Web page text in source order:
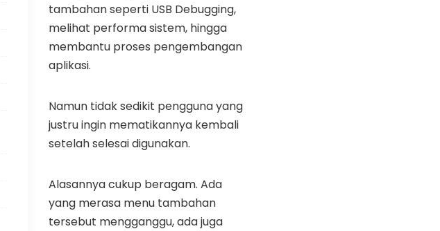
tambahan seperti USB Debugging,
melihat performa sistem, hingga
membantu proses pengembangan
aplikasi.
Namun tidak sedikit pengguna yang
justru ingin mematikannya kembali
setelah selesai digunakan.
Alasannya cukup beragam. Ada
yang merasa menu tambahan
tersebut mengganggu, ada juga